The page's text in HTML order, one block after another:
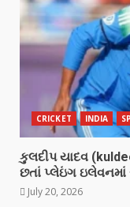
CRICKET INDIA
કુલદીપ યાદવ
છતાં પ્લેઇંગ ઇલેવનમાં
July 20, 2026